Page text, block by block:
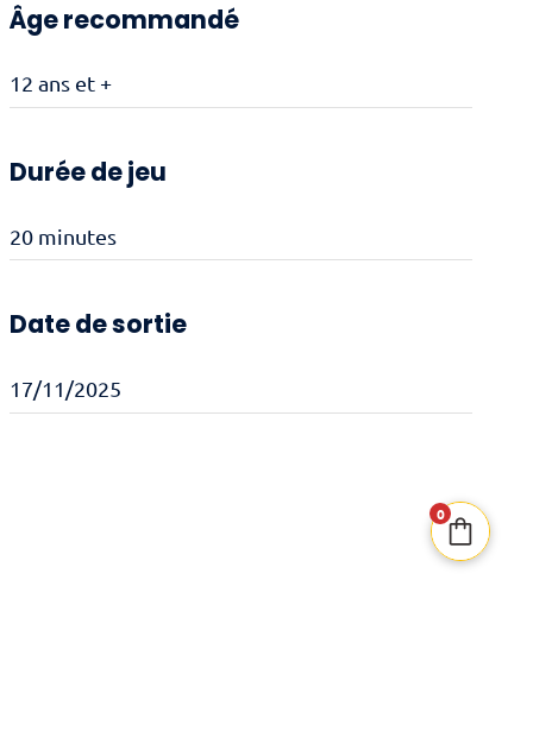
Âge recommandé
12 ans et +
Durée de jeu
20 minutes
Date de sortie
17/11/2025
0